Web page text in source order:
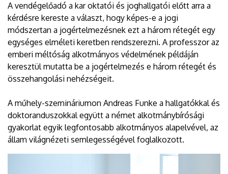
A vendégelőadó a kar oktatói és joghallgatói előtt arra a
kérdésre kereste a választ, hogy képes-e a jogi
módszertan a jogértelmezésnek ezt a három rétegét egy
egységes elméleti keretben rendszerezni. A professzor az
emberi méltóság alkotmányos védelmének példáján
keresztül mutatta be a jogértelmezés e három rétegét és
összehangolási nehézségeit.
A műhely-szemináriumon Andreas Funke a hallgatókkal és
doktoranduszokkal együtt a német alkotmánybírósági
gyakorlat egyik legfontosabb alkotmányos alapelvével, az
állam világnézeti semlegességével foglalkozott.